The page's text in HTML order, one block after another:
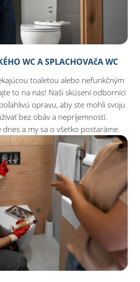
WC A SPLACHOVAčA WC
toaletou alebo nefunkčným
to na nás! Naši skúsení odborníci
opravu, aby ste mohli svoju
bez obáv a nepríjemností.
a my sa o všetko postaráme.